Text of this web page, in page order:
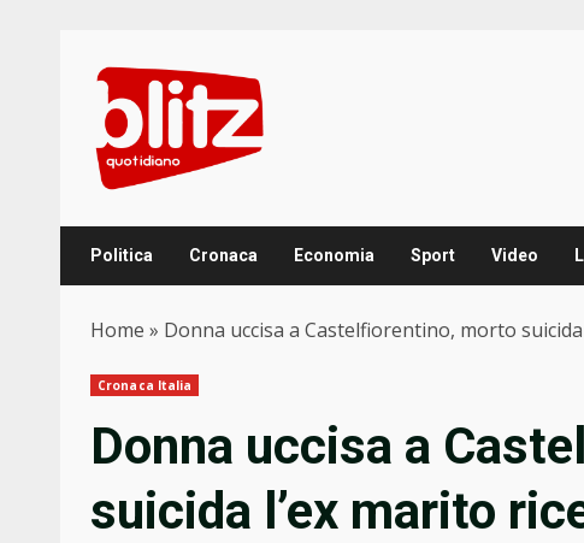
content
Politica Cronaca Economia Sport Video
Home » Donna uccisa a Castelfiorentino, morto
Cronaca Italia
Donna uccisa a
suicida l’ex marito